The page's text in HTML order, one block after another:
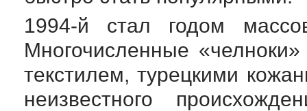
1994-й стал годом
Многочисленные
текстилем, турецкими
неизвестного